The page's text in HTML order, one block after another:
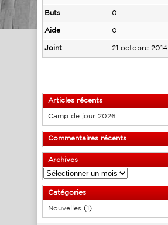
Buts 0
Aide 0
Joint 21 octobre 2014
Articles récents
Camp de jour 2026
Commentaires récents
Archives
Archives
Catégories
Nouvelles (1)